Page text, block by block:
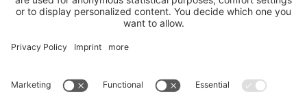
Impressum
Datenschutzerklärung